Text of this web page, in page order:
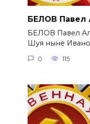
БЕЛОВ Павел
БЕЛОВ Павел
Шуя ныне
0 115